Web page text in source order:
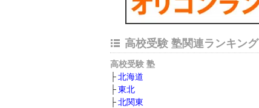
高校受験 塾関連ランキング
高校受験 塾
北海道
東北
北関東